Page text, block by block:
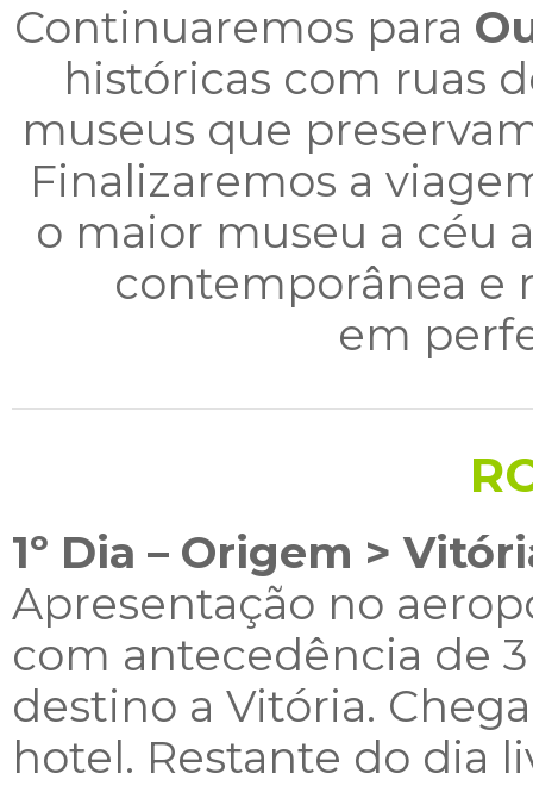
Continuaremos para
históricas com ruas
museus que
Finalizaremos a
o maior museu a céu
contemporânea e
em
1º Dia – Origem >
Apresentação no
com antecedência de
destino a Vitória.
hotel. Restante do dia